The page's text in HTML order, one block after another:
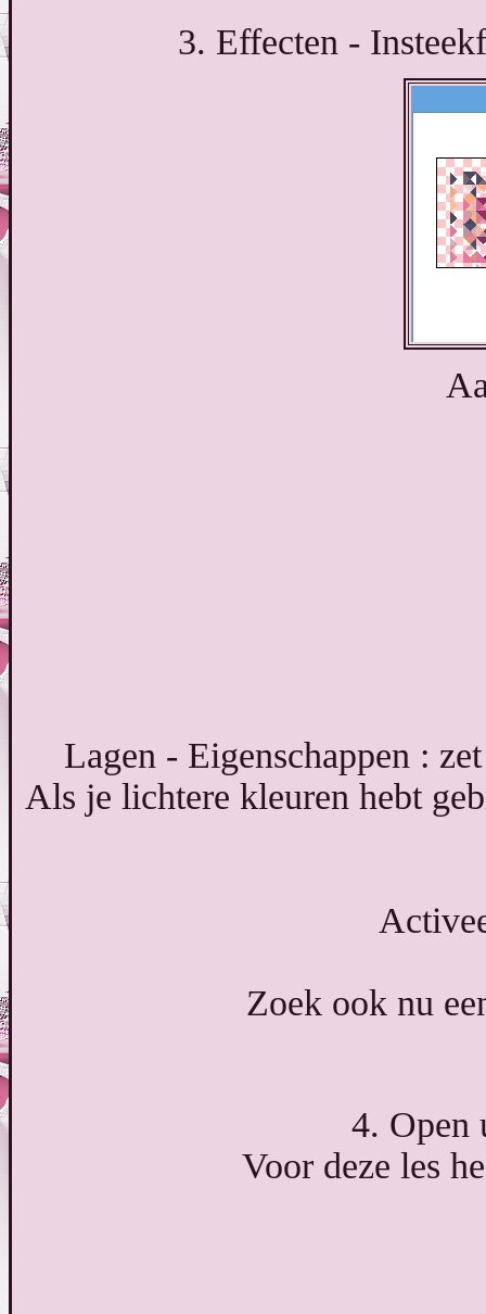
3. Effecten -
Lagen - Eigenschappen :
Als je lichtere kleuren hebt
Zoek ook nu
4. Open
Voor deze les